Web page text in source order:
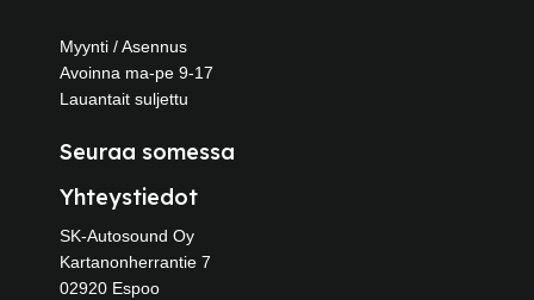
Myynti / Asennus
Avoinna ma-pe 9-17
Lauantait suljettu
Seuraa somessa
Yhteystiedot
SK-Autosound Oy
Kartanonherrantie 7
02920 Espoo